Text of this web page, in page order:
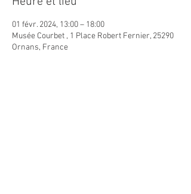
01 févr. 2024, 13:00 – 18:00
Musée Courbet , 1 Place Robert Fernier, 25290
Ornans, France